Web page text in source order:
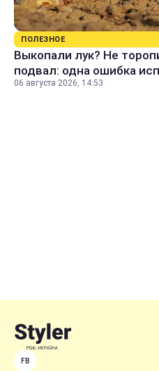
ПОЛЕЗНОЕ
Выкопали лук? Не
подвал: одна ошибка
06 августа 2026, 14:53
FB